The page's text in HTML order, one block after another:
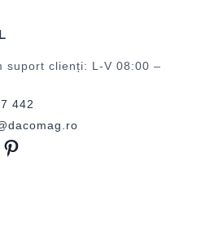
suport clienți: L-V 08:00 –
442
Pinterest